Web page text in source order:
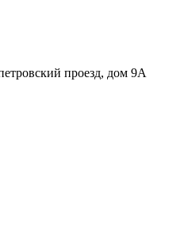
проезд, дом 9А